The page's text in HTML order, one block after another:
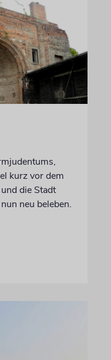
kurz vor dem
die Stadt
neu beleben.